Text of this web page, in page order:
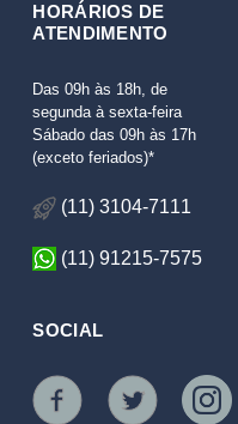
HORÁRIOS DE
ATENDIMENTO
Das 09h às 18h, de
segunda à sexta-feira
Sábado das 09h às 17h
(exceto feriados)*
(11) 3104-7111
(11) 91215-7575
SOCIAL